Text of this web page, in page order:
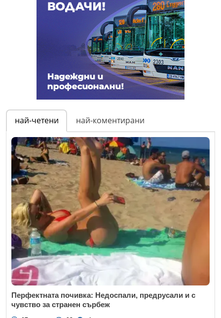
най-четени най-коментирани
Перфектната почивка: Недоспали, предрусали и с
чувство за странен сърбеж